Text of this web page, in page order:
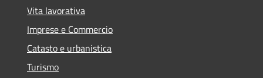
Vita lavorativa
Imprese e Commercio
Catasto e urbanistica
Turismo